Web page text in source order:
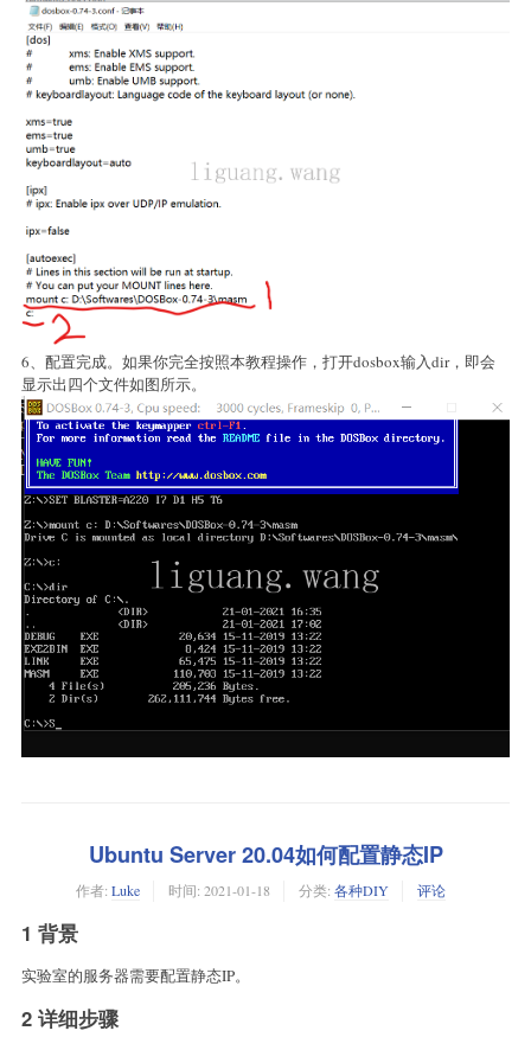
6、配置完成。如果你完全按照本教程操作，打开dosbox输入dir，即会
显示出四个文件如图所示。
Ubuntu Server 20.04如何配置静态IP
作者: Luke 时间: 2021-01-18 分类: 各种DIY 评论
1 背景
实验室的服务器需要配置静态IP。
2 详细步骤